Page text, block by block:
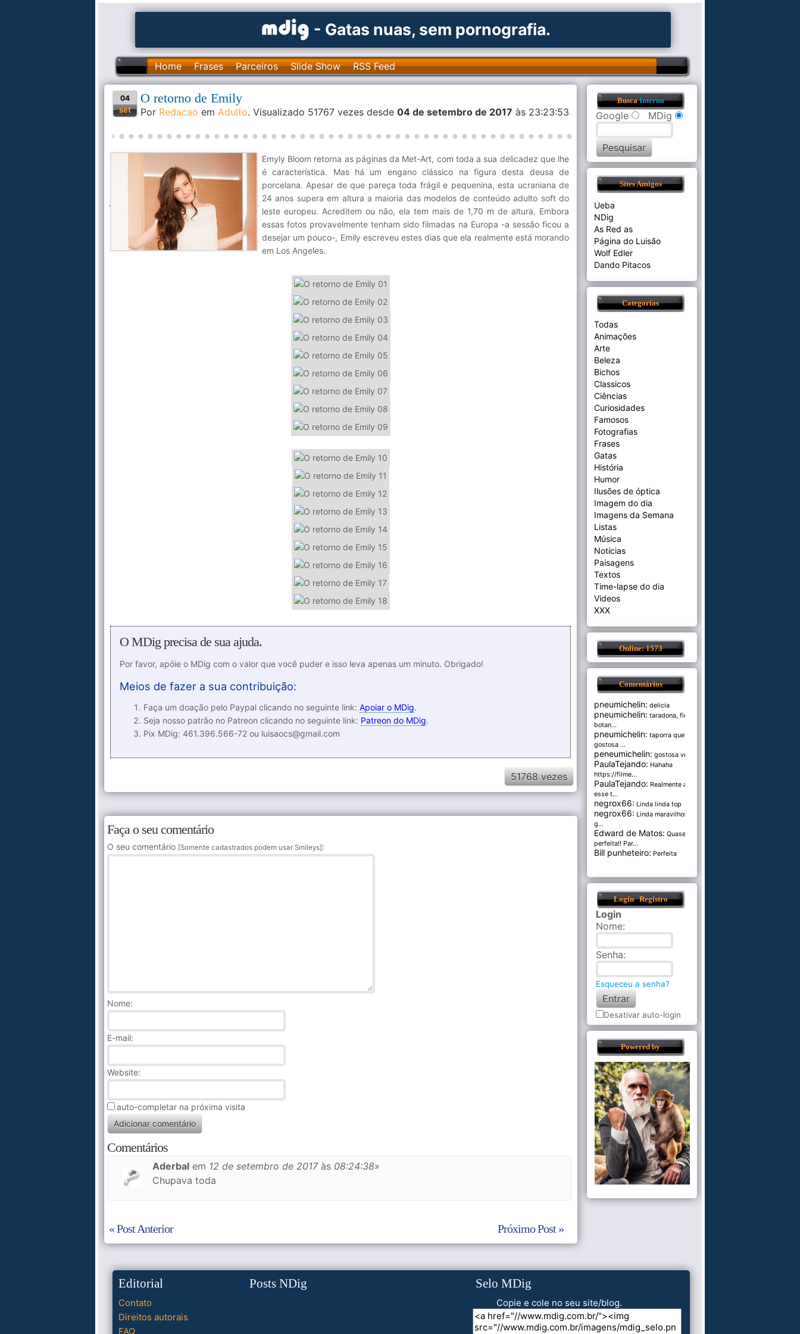
- Gatas nuas, sem pornografia.
Home Frases Parceiros Slide Show RSS Feed
04
set
O retorno de Emily
Por Redacao em Adulto. Visualizado 51767 vezes desde 04 de setembro de 2017 às 23:23:53
Emyly Bloom retorna as páginas da Met-Art, com toda a sua delicadez que lhe
é característica. Mas há um engano clássico na figura desta deusa de
porcelana. Apesar de que pareça toda frágil e pequenina, esta ucraniana de
24 anos supera em altura a maioria das modelos de conteúdo adulto soft do
leste europeu. Acreditem ou não, ela tem mais de 1,70 m de altura. Embora
essas fotos provavelmente tenham sido filmadas na Europa -a sessão ficou a
desejar um pouco-, Emily escreveu estes dias que ela realmente está morando
em Los Angeles.
O MDig precisa de sua ajuda.
Por favor, apóie o MDig com o valor que você puder e isso leva apenas um minuto. Obrigado!
Meios de fazer a sua contribuição:
Faça um doação pelo Paypal clicando no seguinte link: Apoiar o MDig.
Seja nosso patrão no Patreon clicando no seguinte link: Patreon do MDig.
Pix MDig: 461.396.566-72 ou luisaocs@gmail.com
51768 vezes
Faça o seu comentário
O seu comentário [Somente cadastrados podem usar Smileys] :
Nome:
E-mail:
Website:
auto-completar na próxima visita
Comentários
Aderbal em 12 de setembro de 2017às 08:24:38»
Chupava toda
« Post Anterior Próximo Post »
BuscaInterna
Google MDig
Sites Amigos
Ueba
NDig
As Red as
Página do Luisão
Wolf Edler
Dando Pitacos
Categorias
Todas
Animações
Arte
Beleza
Bichos
Classicos
Ciências
Curiosidades
Famosos
Fotografias
Frases
Gatas
História
Humor
Ilusões de óptica
Imagem do dia
Imagens da Semana
Listas
Música
Notícias
Paisagens
Textos
Time-lapse do dia
Videos
XXX
Online: 1573
Comentários
pneumichelin: delicia
pneumichelin: taradona, fica
botan...
pneumichelin: taporra que
gostosa ...
peneumichelin: gostosa véia
PaulaTejando: Hahaha
https://filme...
PaulaTejando: Realmente amo
esse t...
negrox66: Linda linda top
negrox66: Linda maravilhosa,
g...
Edward de Matos: Quase
perfeita!! Par...
Bill punheteiro: Perfeita
Login Registro
Login
Nome:
Senha:
Esqueceu a senha?
Desativar auto-login
Powered by
Editorial
Contato
Direitos autorais
FAQ
Posts NDig Selo MDig
Copie e cole no seu site/blog.